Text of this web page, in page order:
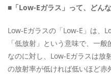
■「Low-Eガラス」って、どん
Low-Eガラスの「Low-E」は、
「低放射」という意味で、一
なのに対し、Low-Eガラスは放
の放射率が低ければ低いほど赤